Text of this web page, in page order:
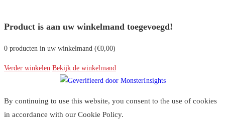
Product is aan uw winkelmand toegevoegd!
0 producten in uw winkelmand (€0,00)
Verder winkelen Bekijk de winkelmand
By continuing to use this website, you consent to the use of cookies
in accordance with our Cookie Policy.